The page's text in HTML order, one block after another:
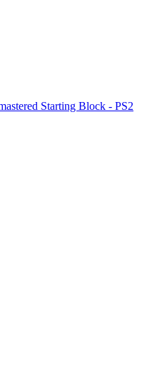
Starting Block - PS2